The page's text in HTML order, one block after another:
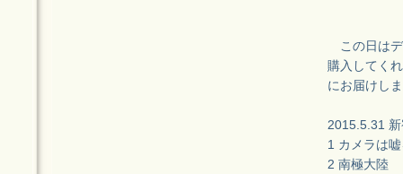
この日はデ
購入してく
にお届けし
2015.5.31
1 カメラは
2 南極大陸